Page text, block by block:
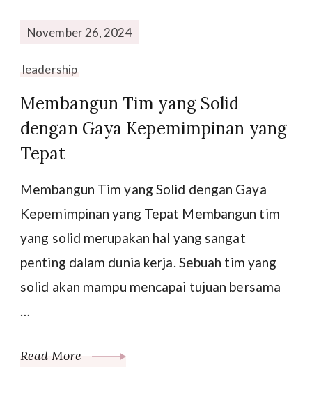
November 26, 2024
leadership
Membangun Tim yang Solid
dengan Gaya Kepemimpinan yang
Tepat
Membangun Tim yang Solid dengan Gaya
Kepemimpinan yang Tepat Membangun tim
yang solid merupakan hal yang sangat
penting dalam dunia kerja. Sebuah tim yang
solid akan mampu mencapai tujuan bersama
…
Read More